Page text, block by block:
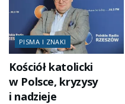
PISMA I ZNAKI
Kościół katolicki
w Polsce, kryzysy
i nadzieje